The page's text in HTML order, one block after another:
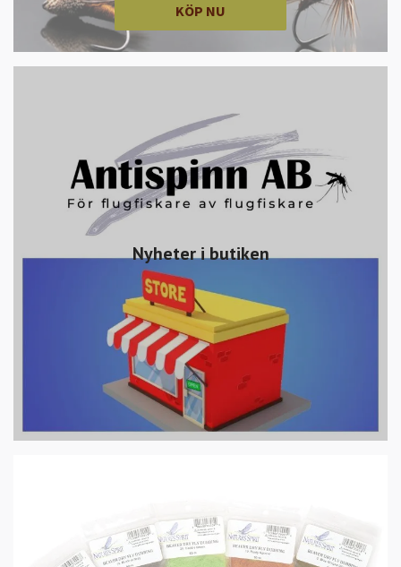
KÖP NU
Nyheter i butiken